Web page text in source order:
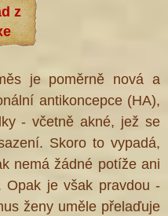
z
je poměrně nová a
antikoncepce (HA),
- včetně akné, jež se
Skoro to vypadá,
nemá žádné potíže ani
je však pravdou -
ženy uměle přelaďuje